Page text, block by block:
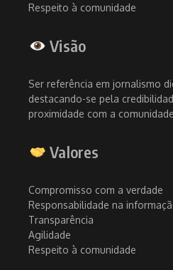
Respeito à comunidade
Visão
Ser referência em jornalismo
destacando-se pela
proximidade com a
Valores
Compromisso com a verdade
Responsabilidade na
Transparência
Agilidade
Respeito à comunidade